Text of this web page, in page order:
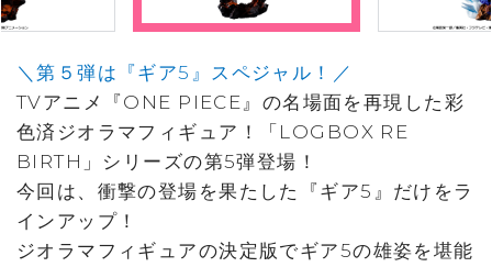
＼第５弾は『ギア5』スペジャル！／
TVアニメ『ONE PIECE』の名場面を再現した彩
色済ジオラマフィギュア！「LOGBOX RE
BIRTH」シリーズの第5弾登場！
今回は、衝撃の登場を果たした『ギア5』だけをラ
インアップ！
ジオラマフィギュアの決定版でギア5の雄姿を堪能